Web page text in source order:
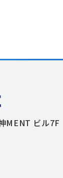
MENT ビル7F